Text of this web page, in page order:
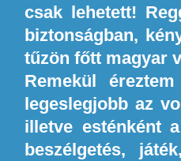
csak lehetett!
biztonságban,
tűzön főtt magyar
Remekül
legeslegjobb az
illetve esténként
beszélgetés,